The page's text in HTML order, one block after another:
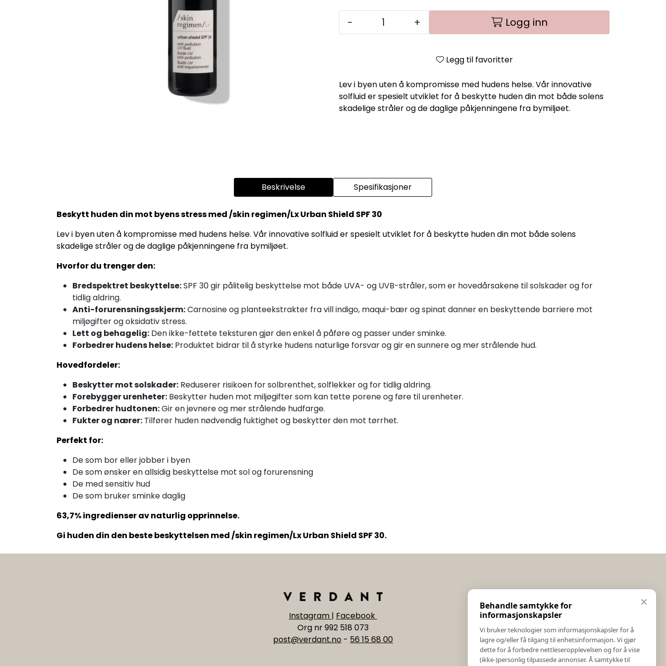
- + Logg inn
Legg til favoritter
Lev i byen uten å kompromisse med hudens helse. Vår innovative
solfluid er spesielt utviklet for å beskytte huden din mot både solens
skadelige stråler og de daglige påkjenningene fra bymiljøet.
Beskrivelse Spesifikasjoner
Beskytt huden din mot byens stress med /skin regimen/Lx Urban Shield SPF 30
Lev i byen uten å kompromisse med hudens helse. Vår innovative solfluid er spesielt utviklet for å beskytte huden din mot både solens
skadelige stråler og de daglige påkjenningene fra bymiljøet.
Hvorfor du trenger den:
Bredspektret beskyttelse:SPF 30 gir pålitelig beskyttelse mot både UVA- og UVB-stråler, som er hovedårsakene til solskader og for
tidlig aldring.
Anti-forurensningsskjerm:Carnosine og planteekstrakter fra vill indigo, maqui-bær og spinat danner en beskyttende barriere mot
miljøgifter og oksidativ stress.
Lett og behagelig: Den ikke-fettete teksturen gjør den enkel å påføre og passer under sminke.
Forbedrer hudens helse: Produktet bidrar til å styrke hudens naturlige forsvar og gir en sunnere og mer strålende hud.
Hovedfordeler:
Beskytter mot solskader: Reduserer risikoen for solbrenthet, solflekker og for tidlig aldring.
Forebygger urenheter: Beskytter huden mot miljøgifter som kan tette porene og føre til urenheter.
Forbedrer hudtonen:Gir en jevnere og mer strålende hudfarge.
Fukter og nærer: Tilfører huden nødvendig fuktighet og beskytter den mot tørrhet.
Perfekt for:
De som bor eller jobber i byen
De som ønsker en allsidig beskyttelse mot sol og forurensning
De med sensitiv hud
De som bruker sminke daglig
63,7% ingredienser av naturlig opprinnelse.
Gi huden din den beste beskyttelsen med /skin regimen/Lx Urban Shield SPF 30.
Instagram | Facebook
Org nr 992 518 073
post@verdant.no - 56 15 68 00
Salgs & Leveringsbetingelser
Registrer reklamasjon eller retur
Kontakt Oss
Bildebank
Følg Oss
✕
Behandle samtykke for
informasjonskapsler
Vi bruker teknologier som informasjonskapsler for å
lagre og/eller få tilgang til enhetsinformasjon. Vi gjør
dette for å forbedre nettleseropplevelsen og for å vise
(ikke-)personlig tilpassede annonser. Å samtykke til